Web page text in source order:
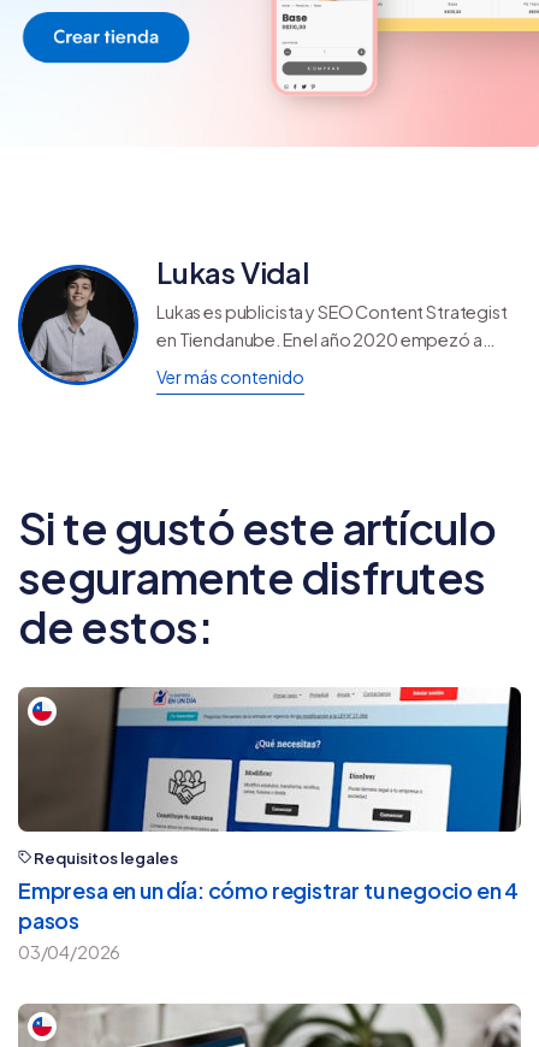
Lukas Vidal
Lukas es publicista y SEO Content Strategist
en Tiendanube. En el año 2020 empezó a
crear contenidos para web, encontrando su
pasión por escribir artículos de blog que
Ver más contenido
Si te gustó este artículo
seguramente disfrutes
de estos:
Requisitos legales
Empresa en un día: cómo registrar tu negocio en 4
pasos
03/04/2026